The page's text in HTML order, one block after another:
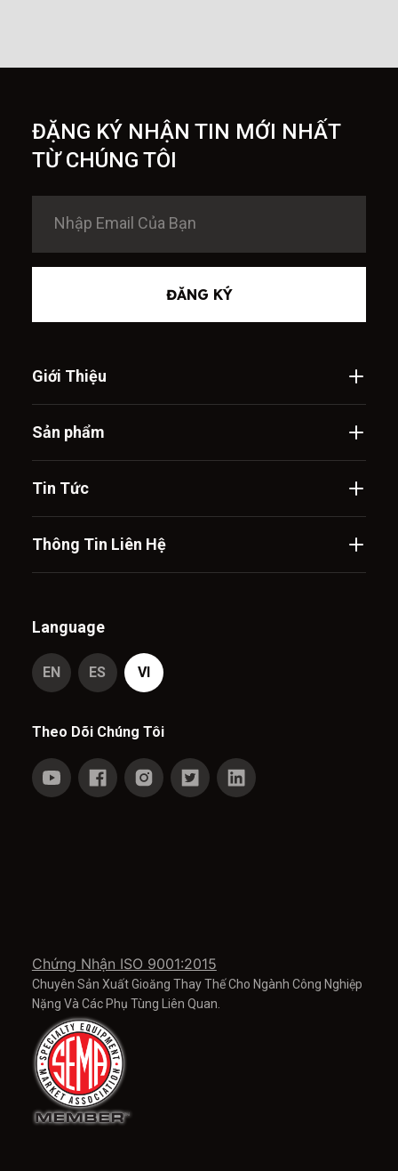
ĐẶNG KÝ NHẬN TIN MỚI NHẤT
TỪ CHÚNG TÔI
ĐĂNG KÝ
Giới Thiệu
Sản phẩm
Tin Tức
Thông Tin Liên Hệ
Chứng Nhận ISO 9001:2015
Chuyên Sản Xuất Gioăng Thay Thế Cho Ngành Công Nghiệp
Nặng Và Các Phụ Tùng Liên Quan.
Language
EN ES VI
Theo Dõi Chúng Tôi